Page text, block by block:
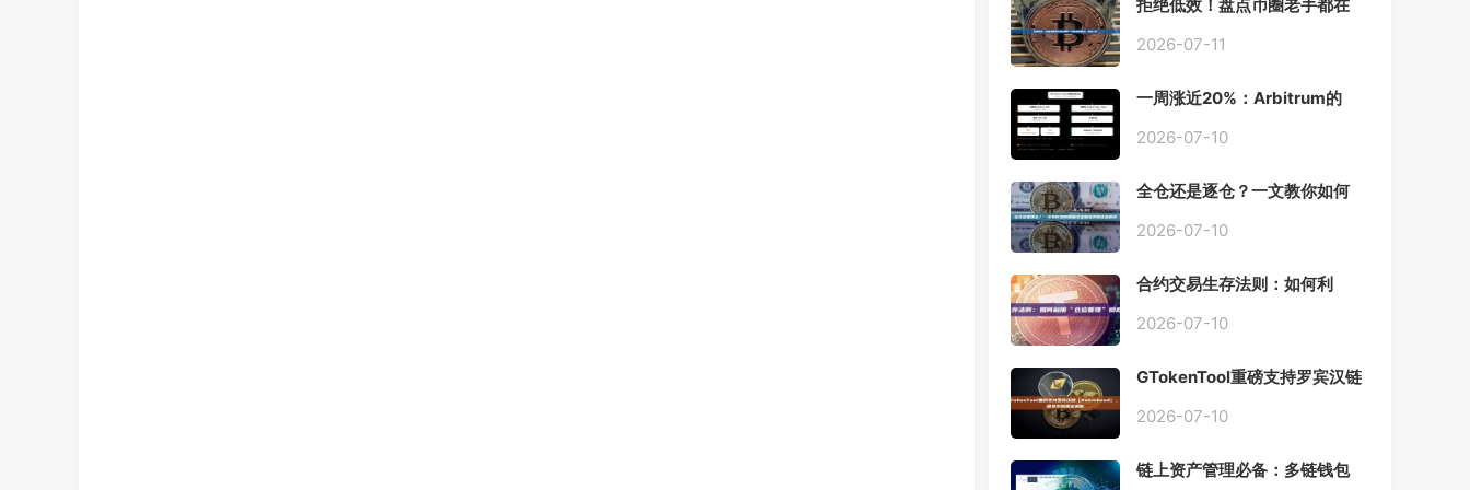
拒绝低效！盘点币圈老手都在
具
2026-07-11
一周涨近20%：Arbitrum的
Chain一夜盘活
2026-07-10
全仓还是逐仓？一文教你如何
2026-07-10
合约交易生存法则：如何利
2026-07-10
GTokenTool重磅支持罗宾汉链
程全解析
2026-07-10
链上资产管理必备：多链钱包